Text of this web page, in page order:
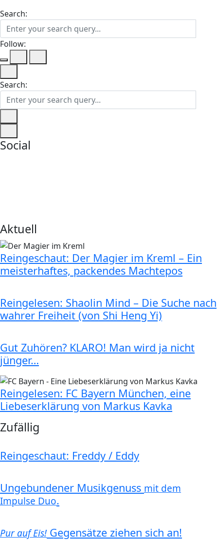
Search:
Follow:
Search:
Social
Aktuell
Reingeschaut: Der Magier im Kreml – Ein
meisterhaftes, packendes Machtepos
Reingelesen: Shaolin Mind – Die Suche nach
wahrer Freiheit (von Shi Heng Yi)
Gut Zuhören? KLARO! Man wird ja nicht
jünger…
Reingelesen: FC Bayern München, eine
Liebeserklärung von Markus Kavka
Zufällig
Reingeschaut: Freddy / Eddy
Ungebundener Musikgenuss mit dem
Impulse Duo.
Pur auf Eis!Gegensätze ziehen sich an!